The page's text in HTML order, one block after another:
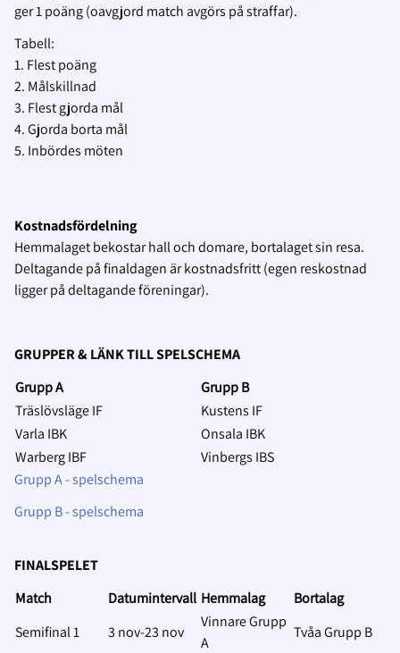
ger 1 poäng (oavgjord match avgörs på straffar).
Tabell:
1. Flest poäng
2. Målskillnad
3. Flest gjorda mål
4. Gjorda borta mål
5. Inbördes möten
Kostnadsfördelning
Hemmalaget bekostar hall och domare, bortalaget sin resa.
Deltagande på finaldagen är kostnadsfritt (egen reskostnad
ligger på deltagande föreningar).
GRUPPER & LÄNK TILL SPELSCHEMA
Grupp A
Grupp B
Träslövsläge IF
Kustens IF
Varla IBK
Onsala IBK
Warberg IBF
Vinbergs IBS
Grupp A - spelschema
Grupp B - spelschema
FINALSPELET
Match
Datumintervall Hemmalag
Bortalag
Semifinal 1
3 nov-23 nov
Vinnare Grupp
A
Tvåa Grupp B